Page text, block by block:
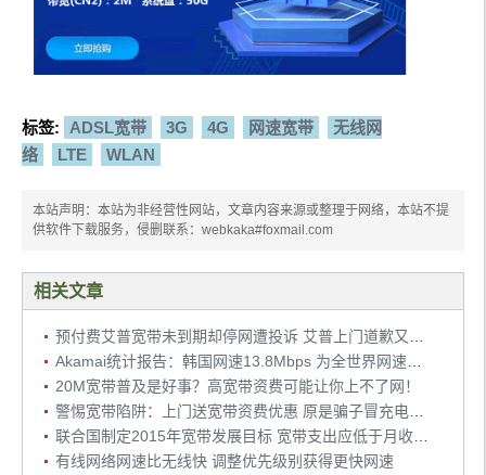
标签: ADSL宽带 3G 4G 网速宽带
无线网
络
LTE WLAN
本站声明：本站为非经营性网站，文章内容来源或整理于网络，本站不提
供软件下载服务，侵删联系：webkaka#foxmail.com
相关文章
预付费艾普宽带未到期却停网遭投诉 艾普上门道歉又补偿
Akamai统计报告：韩国网速13.8Mbps 为全世界网速最快的国家
20M宽带普及是好事？高宽带资费可能让你上不了网！
警惕宽带陷阱：上门送宽带资费优惠 原是骗子冒充电信员工
联合国制定2015年宽带发展目标 宽带支出应低于月收入5%
有线网络网速比无线快 调整优先级别获得更快网速